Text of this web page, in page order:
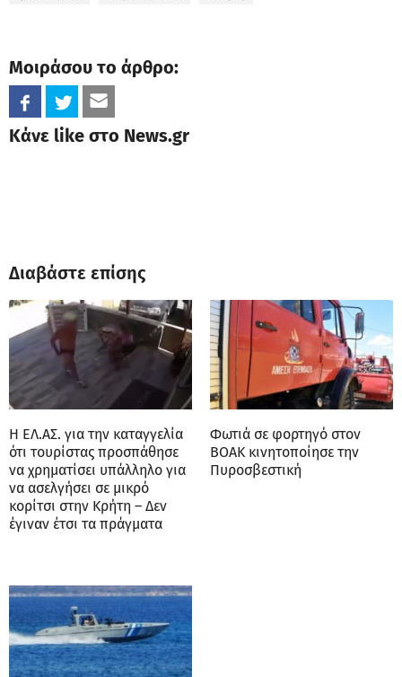
Μοιράσου το άρθρο:
Κάνε like στο News.gr
Διαβάστε επίσης
Η ΕΛ.ΑΣ. για την καταγγελία
ότι τουρίστας προσπάθησε
να χρηματίσει υπάλληλο για
να ασελγήσει σε μικρό
κορίτσι στην Κρήτη – Δεν
έγιναν έτσι τα πράγματα
Φωτιά σε φορτηγό στον
ΒΟΑΚ κινητοποίησε την
Πυροσβεστική